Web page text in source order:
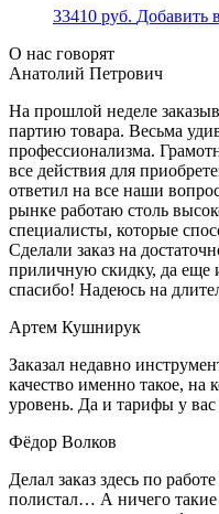
33410 руб. Добавить
О нас говорят
Анатолий Петрович
На прошлой неделе
партию товара. Весьма
профессионализма.
все действия для
ответил на все наши
рынке работаю столь
специалисты, которые
Сделали заказ на
приличную скидку, да еще
спасибо! Надеюсь на
Артем Кушнирук
Заказал недавно
качество именно такое, на
уровень. Да и тарифы у
Фёдор Волков
Делал заказ здесь по
полистал… А ничего